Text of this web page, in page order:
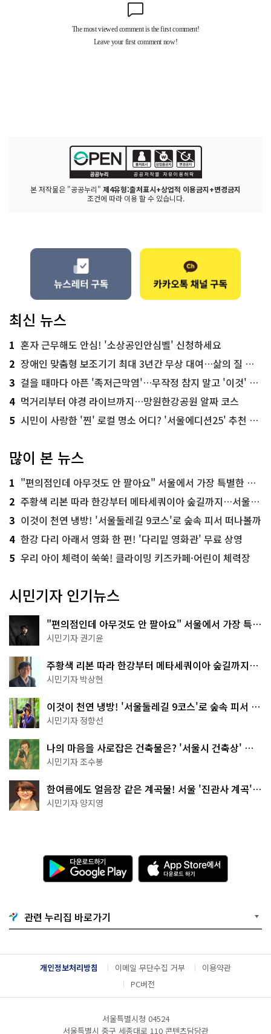
본 저작물은 "공공누리" 제4유형:출처표시+상업적 이용금지+변경금지
조건에 따라 이용 할 수 있습니다.
최신 뉴스
1 혼자 근무해도 안심! '소상공인안심벨' 신청하세요
2 장애인 맞춤형 보조기기 최대 3년간 무상 대여…삶의 질 높인다
3 걸을 때마다 아픈 '족저근막염'…무작정 참지 말고 '이것' 해보세요!
4 먹거리부터 야경 라이브까지…망원한강공원 알짜 코스
5 시민이 사랑한 '찐' 로컬 명소 어디? '서울에디션25' 추천 코스
많이 본 뉴스
1 "편의점인데 아무것도 안 팔아요" 서울에서 가장 특별한 편의점의 정체
2 주황색 리본 따라 한강부터 메타세쿼이아 숲길까지…서울둘레길 15코스
3 이것이 천연 냉방! '서울둘레길 9코스'로 숲속 피서 떠나볼까
4 한강 다리 아래서 영화 한 편! '다리밑 영화관' 무료 상영
5 우리 아이 체력이 쑥쑥! 클라이밍 키즈카페·어린이 체력장
시민기자 인기뉴스
"편의점인데 아무것도 안 팔아요" 서울에서 가장 특별
한 편의점의 정체
시민기자 권기윤
주황색 리본 따라 한강부터 메타세쿼이아 숲길까지…
서울둘레길 15코스
시민기자 박상현
이것이 천연 냉방! '서울둘레길 9코스'로 숲속 피서 떠
나볼까
시민기자 정향선
나의 마음을 사로잡은 건축물은? '서울시 건축상' 수
상작 공개!
시민기자 조수봉
한여름에도 얼음장 같은 계곡물! 서울 '진관사 계곡'이
천국이네~
시민기자 양지영
다
운
로
기
G
o
g
l
e
A
p
p
e
서
다
운
관련 누리집 바로가기
개인정보처리방침 이메일 무단수집 거부
이용약관
PC버전
서울특별시청 04524
서울특별시 중구 세종대로 110 콘텐츠담당관